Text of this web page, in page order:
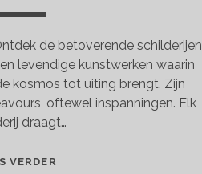
de betoverende schilderijen
levendige kunstwerken waarin
kosmos tot uiting brengt. Zijn
oftewel inspanningen. Elk
draagt…
VERDER